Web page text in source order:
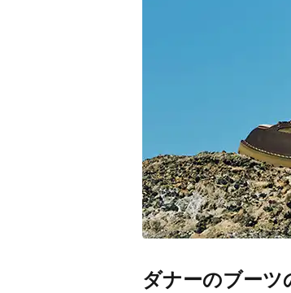
ダナーのブーツ